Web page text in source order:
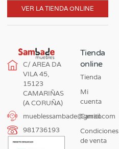
VER LA TIENDA ONLINE
C/ AREA DA
VILA 45,
15123
CAMARIÑAS
(A CORUÑA)
mueblessambade@gmail.com
981736193
Tienda
online
Tienda
Mi
cuenta
Carrito
Condiciones
de venta